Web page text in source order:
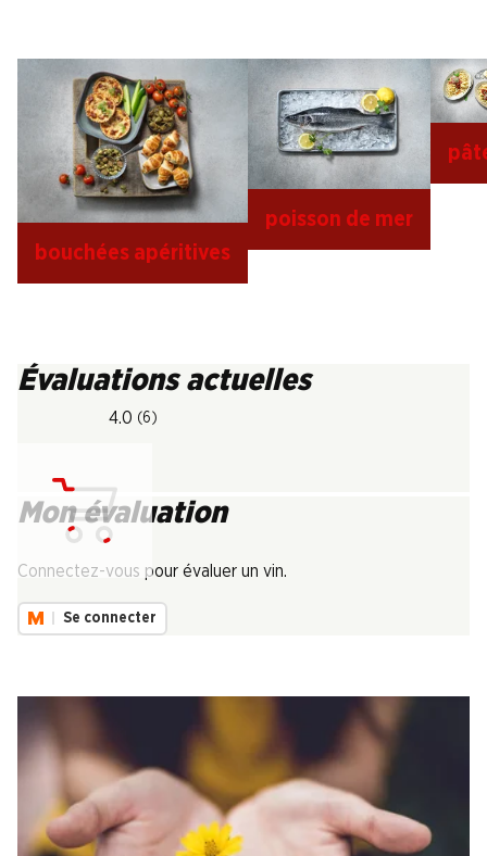
bouchées apéritives
poisson de mer
Évaluations actuelles
4.0 (6)
Mon évaluation
Connectez-vous pour évaluer un vin.
Se connecter